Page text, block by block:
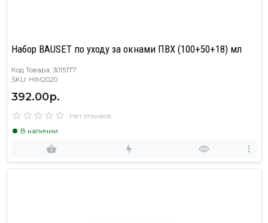
Набор BAUSET по уходу за окнами ПВХ (100+50+18) мл
Код Товара: 3015177
SKU: HIM2020
392.00р.
Нет отзывов
В наличии